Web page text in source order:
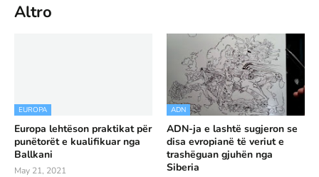
Altro
EUROPA
Europa lehtëson praktikat për
punëtorët e kualifikuar nga
Ballkani
May 21, 2021
ADN
ADN-ja e lashtë sugjeron se
disa evropianë të veriut e
trashëguan gjuhën nga
Siberia